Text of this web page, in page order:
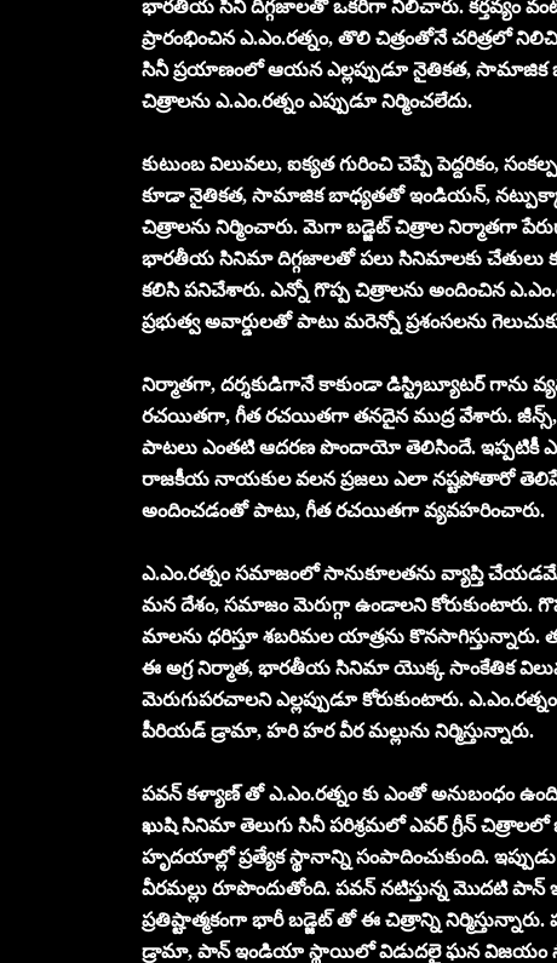
భారతీయ సినీ దిగ్గజాలతో ఒకరిగా నిలిచారు. కర్తవ్యం
ప్రారంభించిన ఎ.ఎం.రత్నం, తొలి చిత్రంతోనే చరిత్రలో
సినీ ప్రయాణంలో ఆయన ఎల్లప్పుడూ నైతికత, సామాజిక
చిత్రాలను ఎ.ఎం.రత్నం ఎప్పుడూ నిర్మించలేదు.
కుటుంబ విలువలు, ఐక్యత గురించి చెప్పే పెద్దరికం,
కూడా నైతికత, సామాజిక బాధ్యతతో ఇండియన్,
చిత్రాలను నిర్మించారు. మెగా బడ్జెట్ చిత్రాల నిర్మాతగా
భారతీయ సినిమా దిగ్గజాలతో పలు సినిమాలకు చేతులు
కలిసి పనిచేశారు. ఎన్నో గొప్ప చిత్రాలను అందించిన
ప్రభుత్వ అవార్డులతో పాటు మరెన్నో ప్రశంసలను
నిర్మాతగా, దర్శకుడిగానే కాకుండా డిస్ట్రిబ్యూటర్ గాను
రచయితగా, గీత రచయితగా తనదైన ముద్ర వేశారు. జీన్స్,
పాటలు ఎంతటి ఆదరణ పొందాయో తెలిసిందే. ఇప్పటికీ
రాజకీయ నాయకుల వలన ప్రజలు ఎలా నష్టపోతారో తెలిపే
అందించడంతో పాటు, గీత రచయితగా వ్యవహరించారు.
ఎ.ఎం.రత్నం సమాజంలో సానుకూలతను వ్యాప్తి చేయడమే
మన దేశం, సమాజం మెరుగ్గా ఉండాలని కోరుకుంటారు.
మాలను ధరిస్తూ శబరిమల యాత్రను
ఈ అగ్ర నిర్మాత, భారతీయ సినిమా యొక్క సాంకేతిక
మెరుగుపరచాలని ఎల్లప్పుడూ కోరుకుంటారు.
పీరియడ్ డ్రామా, హరి హర వీర మల్లును నిర్మిస్తున్నారు.
పవన్ కళ్యాణ్ తో ఎ.ఎం.రత్నం కు ఎంతో అనుబంధం
ఖుషి సినిమా తెలుగు సినీ పరిశ్రమలో ఎవర్ గ్రీన్
హృదయాల్లో ప్రత్యేక స్థానాన్ని సంపాదించుకుంది.
వీరమల్లు రూపొందుతోంది. పవన్ నటిస్తున్న మొదటి
ప్రతిష్టాత్మకంగా భారీ బడ్జెట్ తో ఈ చిత్రాన్ని
డ్రామా, పాన్ ఇండియా స్థాయిలో విడుదలై ఘన విజయం